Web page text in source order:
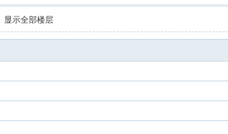
显示全部楼层